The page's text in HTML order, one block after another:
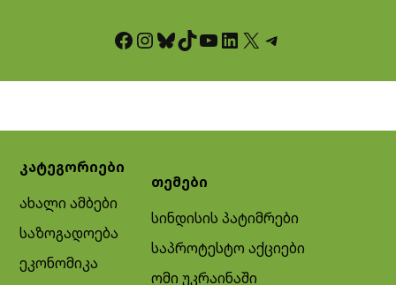
Facebook InstagramBluesky TikTok YouTube LinkedIn X Telegram
კატეგორიები
ახალი ამბები
საზოგადოება
ეკონომიკა
თემები
სინდისის პატიმრები
საპროტესტო აქციები
ომი უკრაინაში